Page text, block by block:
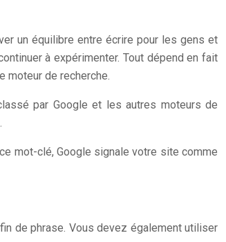
un équilibre entre écrire pour les gens et
à expérimenter. Tout dépend en fait
moteur de recherche.
par Google et les autres moteurs de
mot-clé, Google signale votre site comme
de phrase. Vous devez également utiliser